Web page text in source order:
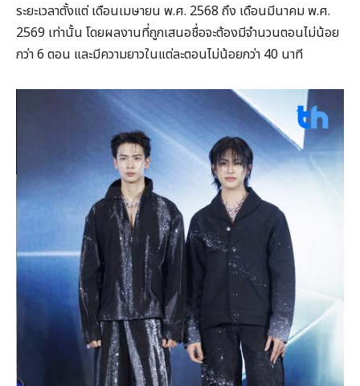
ระยะเวลาตั้งแต่ เดือนเมษายน พ.ศ. 2568 ถึง เดือนมีนาคม พ.ศ.
2569 เท่านั้น โดยผลงานที่ถูกเสนอชื่อจะต้องมีจำนวนตอนไม่น้อย
กว่า 6 ตอน และมีความยาวในแต่ละตอนไม่น้อยกว่า 40 นาที